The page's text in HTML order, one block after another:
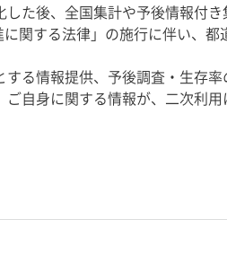
た後、全国集計や予後情報付
関する法律」の施行に伴い、
る情報提供、予後調査・生存
自身に関する情報が、二次利